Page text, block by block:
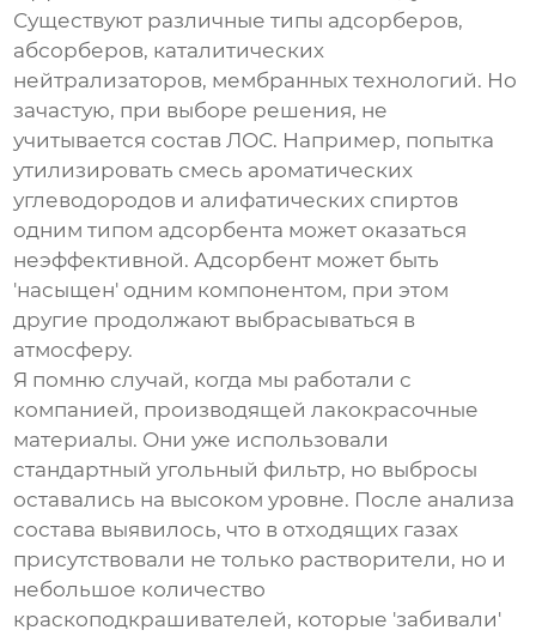
Существуют различные типы адсорберов,
абсорберов, каталитических
нейтрализаторов, мембранных технологий. Но
зачастую, при выборе решения, не
учитывается состав ЛОС. Например, попытка
утилизировать смесь ароматических
углеводородов и алифатических спиртов
одним типом адсорбента может оказаться
неэффективной. Адсорбент может быть
'насыщен' одним компонентом, при этом
другие продолжают выбрасываться в
атмосферу.
Я помню случай, когда мы работали с
компанией, производящей лакокрасочные
материалы. Они уже использовали
стандартный угольный фильтр, но выбросы
оставались на высоком уровне. После анализа
состава выявилось, что в отходящих газах
присутствовали не только растворители, но и
небольшое количество
краскоподкрашивателей, которые 'забивали'